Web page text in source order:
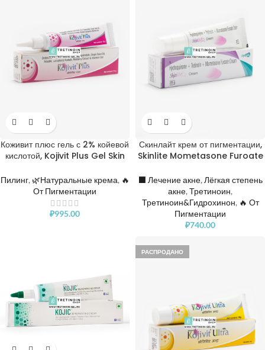
Коживит плюс гель с 2% койевой
кислотой, Kojivit Plus Gel Skin
Пилинг, 🌿Натуральные крема, 🔥
От Пигментации
₽995.00
Скинлайт крем от пигментации,
Skinlite Mometasone Furoate
⬛️ Лечение акне, Лёгкая степень
акне, Третиноин,
Третиноин&Гидрохинон, 🔥 От
Пигментации
₽740.00
РАСПРОДАНО